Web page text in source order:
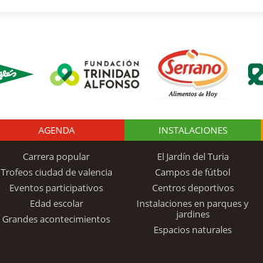
Logo Fundación
Trinidad Alfonso
AGENDA
Carrera popular
Trofeos ciudad de valencia
Eventos participativos
Edad escolar
Grandes acontecimientos
INSTALACIONES
El Jardín del Turia
Campos de fútbol
Centros deportivos
Instalaciones en parques y
jardines
Espacios naturales